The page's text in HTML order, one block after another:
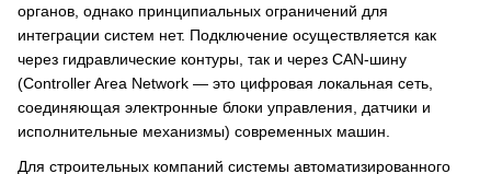
органов, однако принципиальных ограничений для
интеграции систем нет. Подключение осуществляется как
через гидравлические контуры, так и через CAN-шину
(Controller Area Network — это цифровая локальная сеть,
соединяющая электронные блоки управления, датчики и
исполнительные механизмы) современных машин.
Для строительных компаний системы автоматизированного